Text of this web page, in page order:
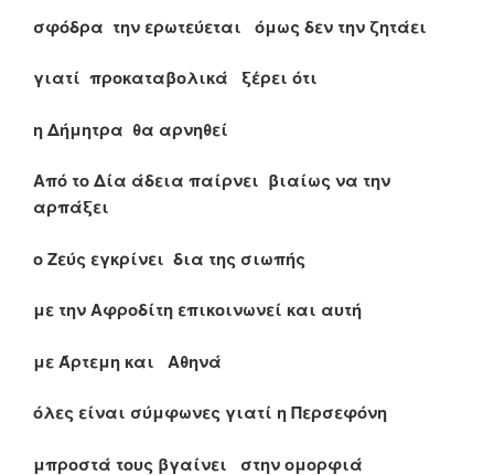
σφόδρα την ερωτεύεται όμως δεν την ζητάει
γιατί προκαταβολικά ξέρει ότι
η Δήμητρα θα αρνηθεί
Από το Δία άδεια παίρνει βιαίως να την
αρπάξει
ο Ζεύς εγκρίνει δια της σιωπής
με την Αφροδίτη επικοινωνεί και αυτή
με Άρτεμη και Αθηνά
όλες είναι σύμφωνες γιατί η Περσεφόνη
μπροστά τους βγαίνει στην ομορφιά